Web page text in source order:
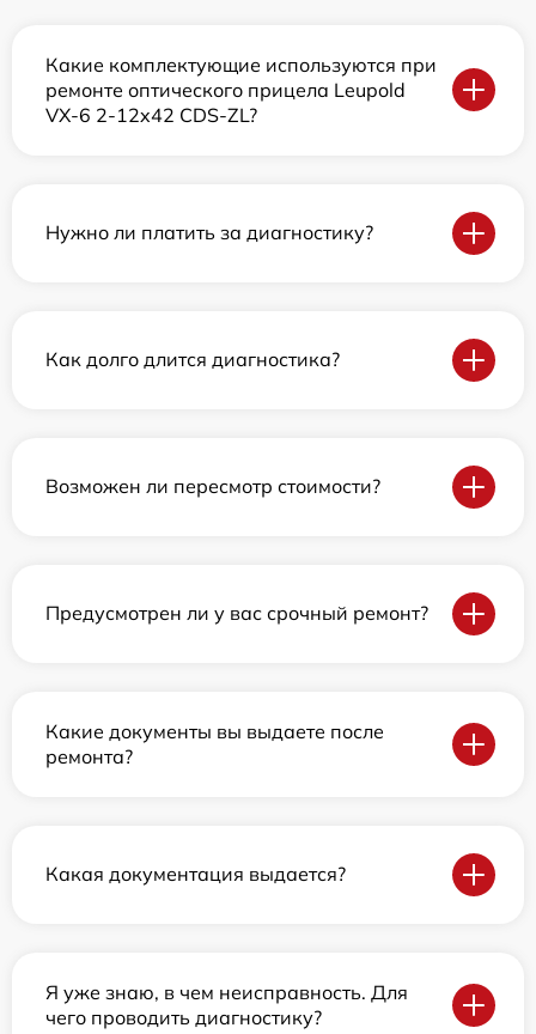
Какие комплектующие используются при
ремонте оптического прицела Leupold
VX-6 2-12x42 CDS-ZL?
Нужно ли платить за диагностику?
Как долго длится диагностика?
Возможен ли пересмотр стоимости?
Предусмотрен ли у вас срочный ремонт?
Какие документы вы выдаете после
ремонта?
Какая документация выдается?
Я уже знаю, в чем неисправность. Для
чего проводить диагностику?